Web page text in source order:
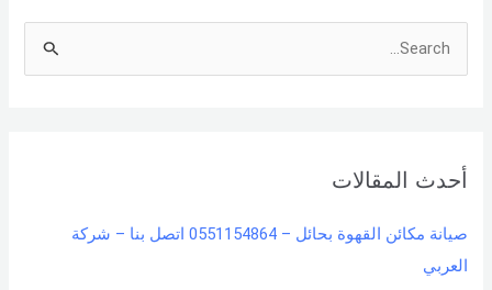
c
f
o
أحدث المقالات
صيانة مكائن القهوة بحائل – 0551154864 اتصل بنا – شركة
العربي